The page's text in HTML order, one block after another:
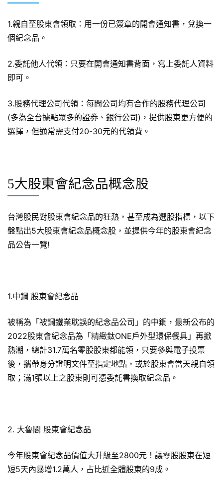
1.親自至股東會領取：用一份已簽章的開會通知書，兌換一
個紀念品。
2.委託他人代領：只要在開會通知書背面，寫上委託人資料
即可。
3.股務代理公司代領：每間公司均有合作的股務代理公司
(多為全台據點眾多的證券、銀行公司)，提供股東更方便的
選擇，但通常需支付20-30元的代領費。
5大股東會紀念品概念股
台灣股民對股東會紀念品的狂熱，甚至成為選股指標，以下
盤點出5大股東會紀念品概念股，並提供今年的股東會紀念
品公告一覽!
1.中鋼 股東會紀念品
被稱為「被鋼鐵業耽誤的紀念品公司」的中鋼，最新公布的
2022股東會紀念品為「精緻鈦ONE戶外型環保餐具」再掀
熱潮，總計31.7萬名零股股東都能領，只要參與電子投票
後，攜帶身分證明文件至指定地點，或於股東會當天親自領
取；滿1張以上之股東則可憑委託書換取紀念品。
2. 大魯閣 股東會紀念品
今年股東會紀念品價值大升級至2800元！讓零股股東在短
短5天內暴增1.2萬人，占比近全體股東的9成。